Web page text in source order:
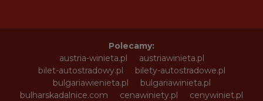
Polecamy:
austria-winieta.pl
austriawinieta.pl
bilet-autostradowy.pl
bilety-autostradowe.pl
bulgariawienieta.pl
bulgariawinieta.pl
bulharskadalnice.com
cenawiniety.pl
cenywiniet.pl